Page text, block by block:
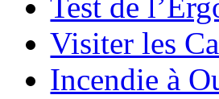
Visiter les
Incendie à